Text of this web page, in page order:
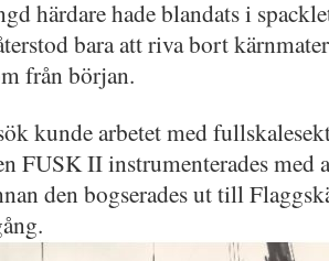
härdare hade blandats i
bara att riva bort
från början.
kunde arbetet med
FUSK II instrumenterades med
den bogserades ut till